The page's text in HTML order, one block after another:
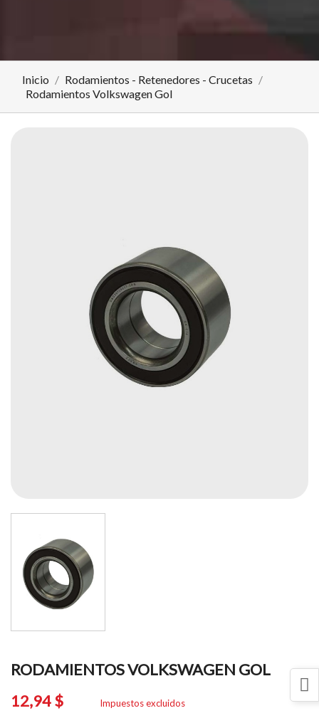
Inicio
Rodamientos - Retenedores - Crucetas
Rodamientos Volkswagen Gol
RODAMIENTOS VOLKSWAGEN GOL
12,94 $
Impuestos excluidos